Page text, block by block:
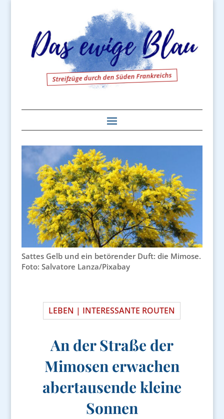
Streifzüge durch den Süden Frankreichs
Sattes Gelb und ein betörender Duft: die Mimose.
Foto: Salvatore Lanza/Pixabay
LEBEN | INTERESSANTE ROUTEN
An der Straße der
Mimosen erwachen
abertausende kleine
Sonnen